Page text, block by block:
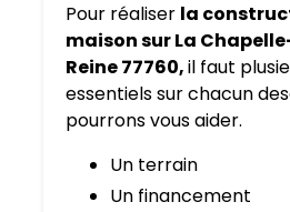
Pour réaliser la
maison sur La
Reine 77760,il faut
essentiels sur chacun
pourrons vous aider.
Un terrain
Un financement